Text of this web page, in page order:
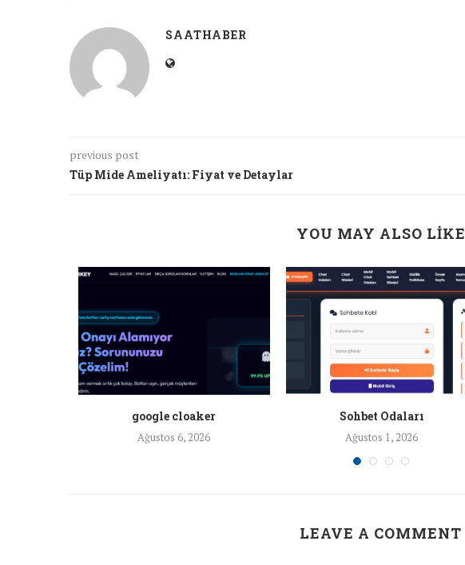
SAATHABER
previous post
Tüp Mide Ameliyatı: Fiyat ve Detaylar
YOU MAY ALSO LIKE
google cloaker
Ağustos 6, 2026
Sohbet Odaları
Ağustos 1, 2026
LEAVE A COMMENT